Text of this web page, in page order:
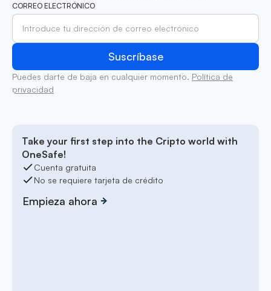
CORREO ELECTRÓNICO
Puedes darte de baja en cualquier momento. Política de
privacidad
Take your first step into the Cripto world with
OneSafe!
Cuenta gratuita
No se requiere tarjeta de crédito
Empieza ahora